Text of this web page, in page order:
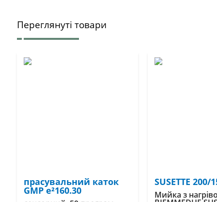
Переглянуті товари
прасувальний каток
GMP e²160.30
SUSETTE 200/
Мийка з